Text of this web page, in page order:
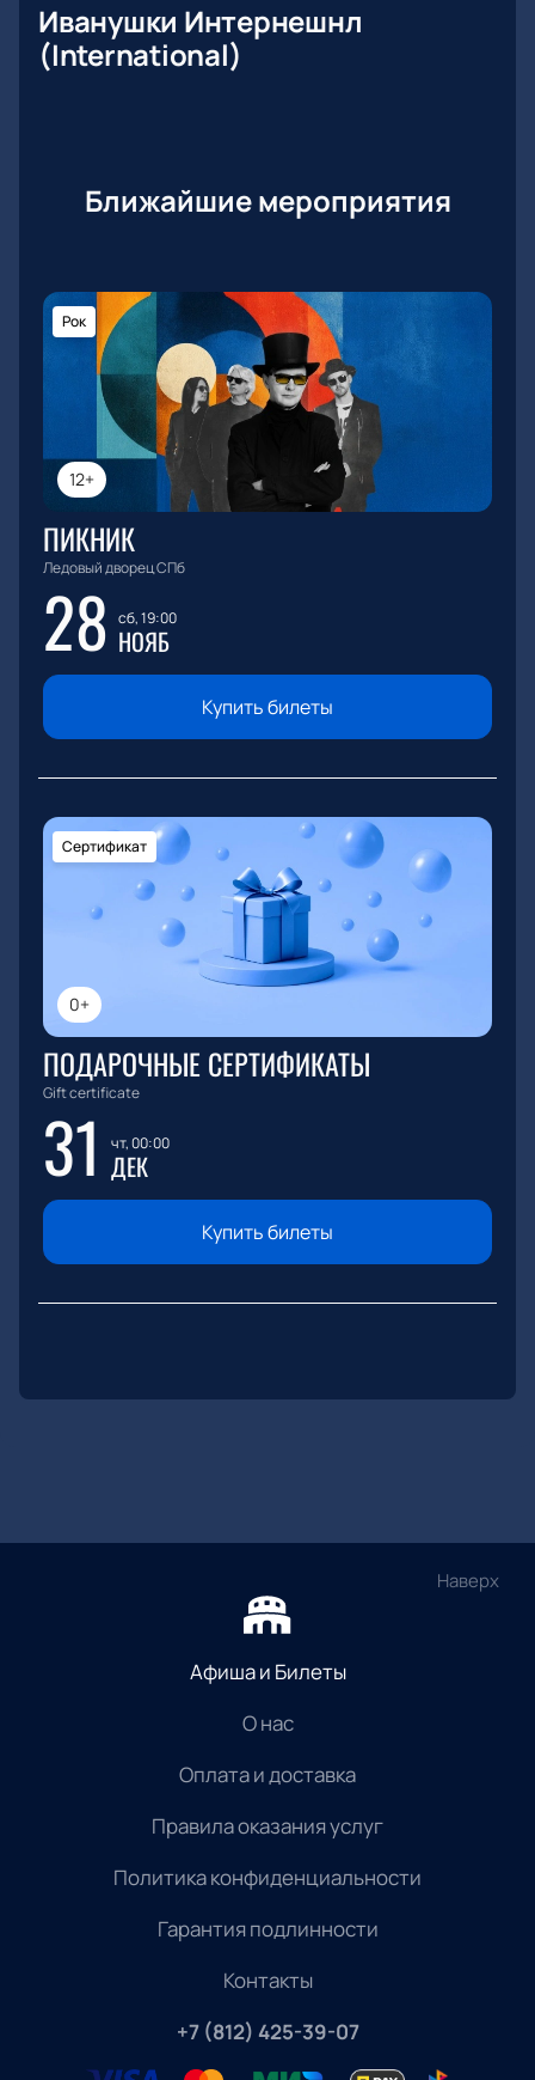
Иванушки Интернешнл
(International)
Ближайшие мероприятия
12+
Рок
ПИКНИК
Ледовый дворец СПб
28 сб, 19:00
НОЯБ
Купить билеты
0+
Сертификат
ПОДАРОЧНЫЕ СЕРТИФИКАТЫ
Gift certificate
31 чт, 00:00
ДЕК
Купить билеты
Наверх
Афиша и Билеты
О нас
Оплата и доставка
Правила оказания услуг
Политика конфиденциальности
Гарантия подлинности
Контакты
+7 (812) 425-39-07